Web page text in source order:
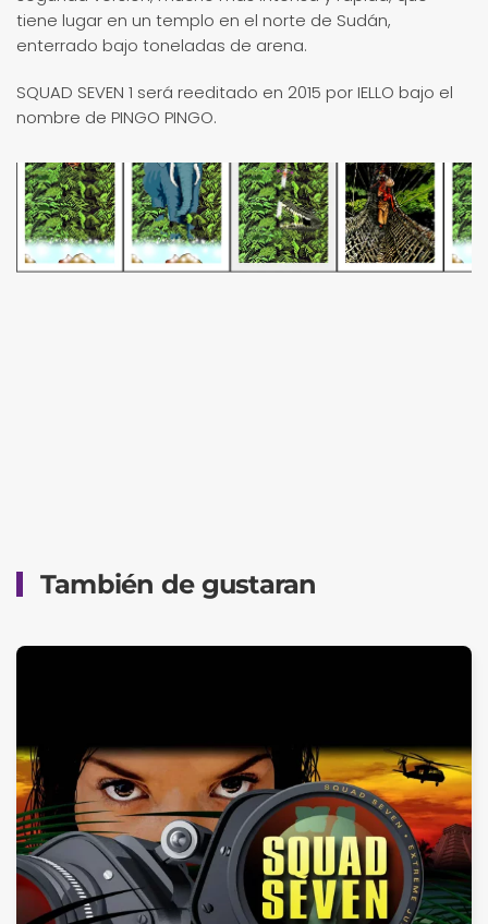
tiene lugar en un templo en el norte de Sudán,
enterrado bajo toneladas de arena.
SQUAD SEVEN 1 será reeditado en 2015 por IELLO bajo el
nombre de PINGO PINGO.
También de gustaran